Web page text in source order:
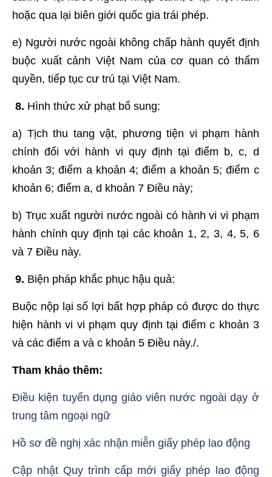
hoặc qua lại biên giới quốc gia trái phép.
e) Người nước ngoài không chấp hành quyết định
buộc xuất cảnh Việt Nam của cơ quan có thẩm
quyền, tiếp tục cư trú tại Việt Nam.
8. Hình thức xử phạt bổ sung:
a) Tịch thu tang vật, phương tiện vi phạm hành
chính đối với hành vi quy định tại điểm b, c, d
khoản 3; điểm a khoản 4; điểm a khoản 5; điểm c
khoản 6; điểm a, d khoản 7 Điều này;
b) Trục xuất người nước ngoài có hành vi vi phạm
hành chính quy định tại các khoản 1, 2, 3, 4, 5, 6
và 7 Điều này.
9. Biện pháp khắc phục hậu quả:
Buộc nộp lại số lợi bất hợp pháp có được do thực
hiện hành vi vi phạm quy định tại điểm c khoản 3
và các điểm a và c khoản 5 Điều này./.
Tham khảo thêm:
Điều kiện tuyển dụng giáo viên nước ngoài dạy ở
trung tâm ngoại ngữ
Hồ sơ đề nghị xác nhận miễn giấy phép lao động
Cập nhật Quy trình cấp mới giấy phép lao động